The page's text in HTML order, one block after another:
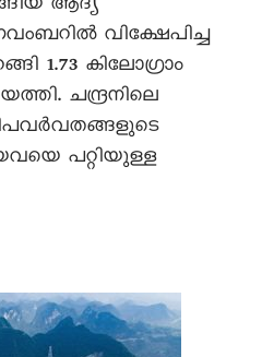
ആദ്യ
വിക്ഷേപിച്ച
1.73 കിലോഗ്രാം
ചന്ദ്രനിലെ
പറ്റിയുള്ള